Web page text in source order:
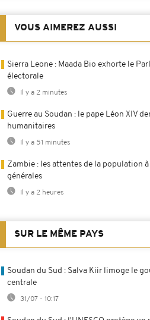
VOUS AIMEREZ AUSSI
Sierra Leone : Maada Bio exhorte le
électorale
Il y a 2 minutes
Guerre au Soudan : le pape Léon XIV
humanitaires
Il y a 51 minutes
Zambie : les attentes de la population
générales
Il y a 2 heures
SUR LE MÊME PAYS
Soudan du Sud : Salva Kiir limoge le
centrale
31/07 - 10:17